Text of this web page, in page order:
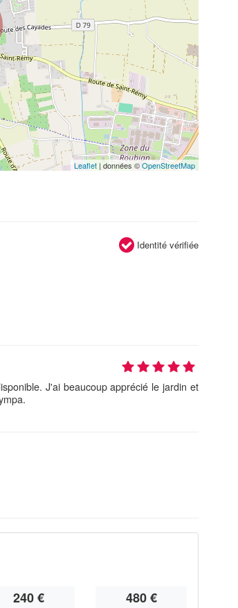
Leaflet| données ©OpenStreetMap
Identité vérifiée
J'ai beaucoup apprécié le jardin et
240 € 480 €